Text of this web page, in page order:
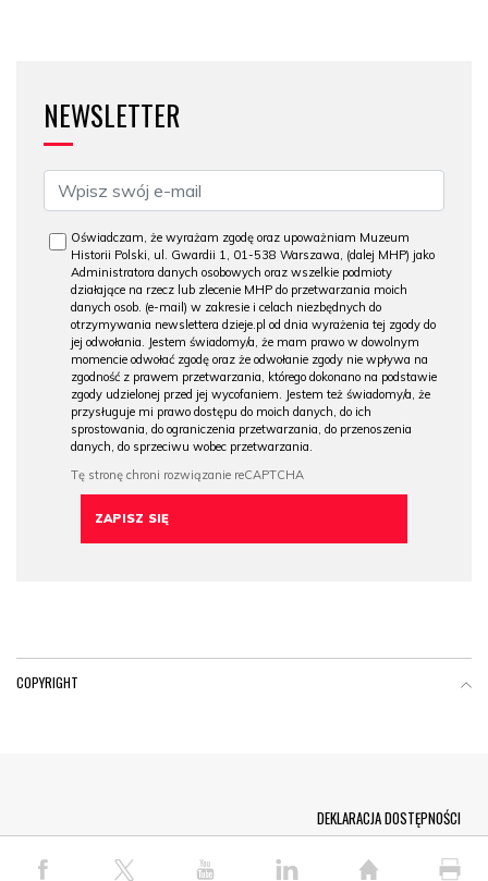
NEWSLETTER
Oświadczam, że wyrażam zgodę oraz upoważniam Muzeum
Historii Polski, ul. Gwardii 1, 01-538 Warszawa, (dalej MHP) jako
Administratora danych osobowych oraz wszelkie podmioty
działające na rzecz lub zlecenie MHP do przetwarzania moich
danych osob. (e-mail) w zakresie i celach niezbędnych do
otrzymywania newslettera dzieje.pl od dnia wyrażenia tej zgody do
jej odwołania. Jestem świadomy/a, że mam prawo w dowolnym
momencie odwołać zgodę oraz że odwołanie zgody nie wpływa na
zgodność z prawem przetwarzania, którego dokonano na podstawie
zgody udzielonej przed jej wycofaniem. Jestem też świadomy/a, że
przysługuje mi prawo dostępu do moich danych, do ich
sprostowania, do ograniczenia przetwarzania, do przenoszenia
danych, do sprzeciwu wobec przetwarzania.
COPYRIGHT
© COPYRIGHT PAP 2026
DEKLARACJA DOSTĘPNOŚCI